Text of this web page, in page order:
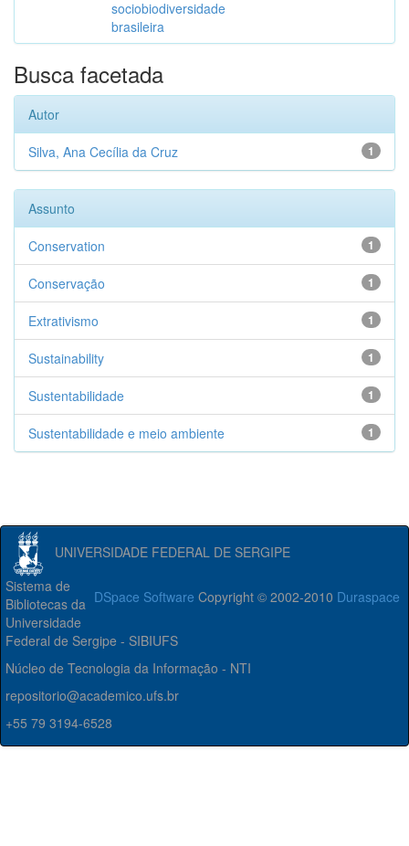
sociobiodiversidade
brasileira
Busca facetada
Autor
1
Silva, Ana Cecília da Cruz
Assunto
1
Conservation
1
Conservação
1
Extrativismo
1
Sustainability
1
Sustentabilidade
1
Sustentabilidade e meio ambiente
UNIVERSIDADE FEDERAL DE SERGIPE
DSpace Software Copyright © 2002-2010 Duraspace
Sistema de
Bibliotecas da
Universidade
Federal de Sergipe - SIBIUFS
Núcleo de Tecnologia da Informação - NTI
repositorio@academico.ufs.br
+55 79 3194-6528